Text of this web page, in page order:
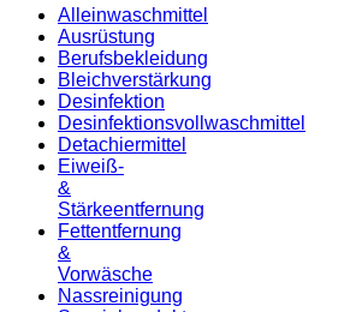
Alleinwaschmittel
Ausrüstung
Berufsbekleidung
Bleichverstärkung
Desinfektion
Desinfektionsvollwaschmittel
Detachiermittel
Eiweiß-
&
Stärkeentfernung
Fettentfernung
&
Vorwäsche
Nassreinigung